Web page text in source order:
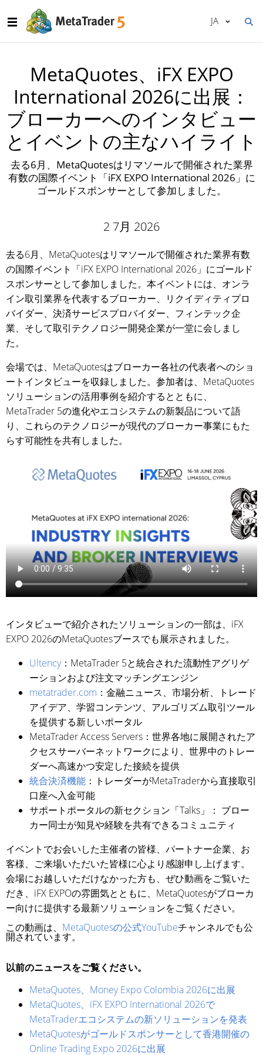
JA
MetaQuotes、iFX EXPO
International 2026に出展：
ブローカーへのインタビュー
とイベントの主なハイライト
去る6月、MetaQuotesはリマソールで開催された業界
有数の国際イベント「iFX EXPO International 2026」に
ゴールドスポンサーとして参加しました。
2 7月 2026
去る6月、MetaQuotesはリマソールで開催された業界有数
の国際イベント「iFX EXPO International 2026」にゴールド
スポンサーとして参加しました。本イベントには、オンラ
イン取引業界を代表するブローカー、リクイディティプロ
バイダー、決済サービスプロバイダー、フィンテック企
業、そして取引テクノロジー開発企業が一堂に会しまし
た。
会場では、MetaQuotesはブローカー各社の代表者へのショ
ートインタビューを収録しました。参加者は、MetaQuotes
ソリューションの活用事例を紹介するとともに、
MetaTrader 5の進化やエコシステムの新製品について語
り、これらのテクノロジーが現代のブローカー事業にもた
らす可能性を共有しました。
インタビューで紹介されたソリューションの一部は、iFX
EXPO 2026のMetaQuotesブースでも展示されました。
Ultency：MetaTrader 5と統合された流動性アグリゲ
ーションおよび注文マッチングエンジン
metatrader.com ：金融ニュース、市場分析、トレード
アイデア、学習コンテンツ、アルゴリズム取引ツール
を提供する新しいポータル
MetaTrader Access Servers：世界各地に展開されたア
クセスサーバーネットワークにより、世界中のトレー
ダーへ高速かつ安定した接続を提供
統合決済機能 ：トレーダーがMetaTraderから直接取引
口座へ入金可能
サポートポータルの新セクション「Talks」： ブロー
カー同士が知見や経験を共有できるコミュニティ
イベントでお会いした主催者の皆様、パートナー企業、お
客様、ご来場いただいた皆様に心より感謝申し上げます。
会場にお越しいただけなかった方も、ぜひ動画をご覧いた
だき、iFX EXPOの雰囲気とともに、MetaQuotesがブローカ
ー向けに提供する最新ソリューションをご覧ください。
この動画は、 MetaQuotesの公式YouTubeチャンネルでも公
開されています。
以前のニュースをご覧ください。
MetaQuotes、Money Expo Colombia 2026に出展
MetaQuotes、iFX EXPO International 2026で
MetaTraderエコシステムの新ソリューションを発表
MetaQuotesがゴールドスポンサーとして香港開催の
Online Trading Expo 2026に出展